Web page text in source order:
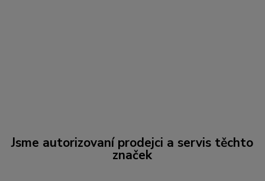
Jsme autorizovaní prodejci a servis těchto
značek